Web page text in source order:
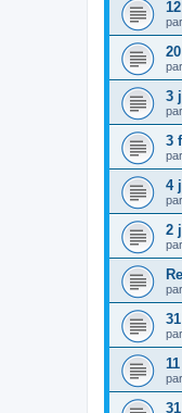
par
par
3
par
3
par
4
par
2
par
par
par
par